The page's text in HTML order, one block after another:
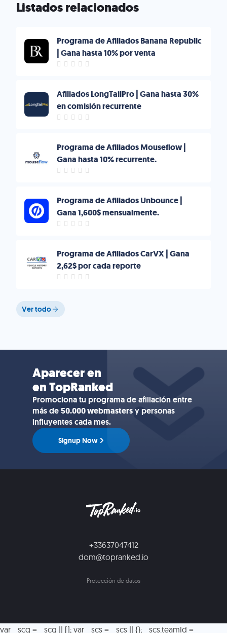
Listados relacionados
Programa de Afiliados Banana Republic
| Gana hasta 10% por venta
Afiliados LongTailPro | Gana hasta 30%
en comisión recurrente
Programa de Afiliados Mouseflow |
Gana hasta 10% recurrente.
Programa de Afiliados Unbounce |
Gana 1,600$ mensualmente.
Programa de Afiliados CarVX | Gana
2,62$ por cada reporte
Ver todo
Aparecer en
en TopRanked
Promociona tu programa de afiliación entre
más de50.000 webmastersy personas
influyentes cada mes.
Signup Now
+33637047412
dom@topranked.io
Protección de datos
var _scq = _scq || []; var _scs = _scs || {}; _scs.teamId =